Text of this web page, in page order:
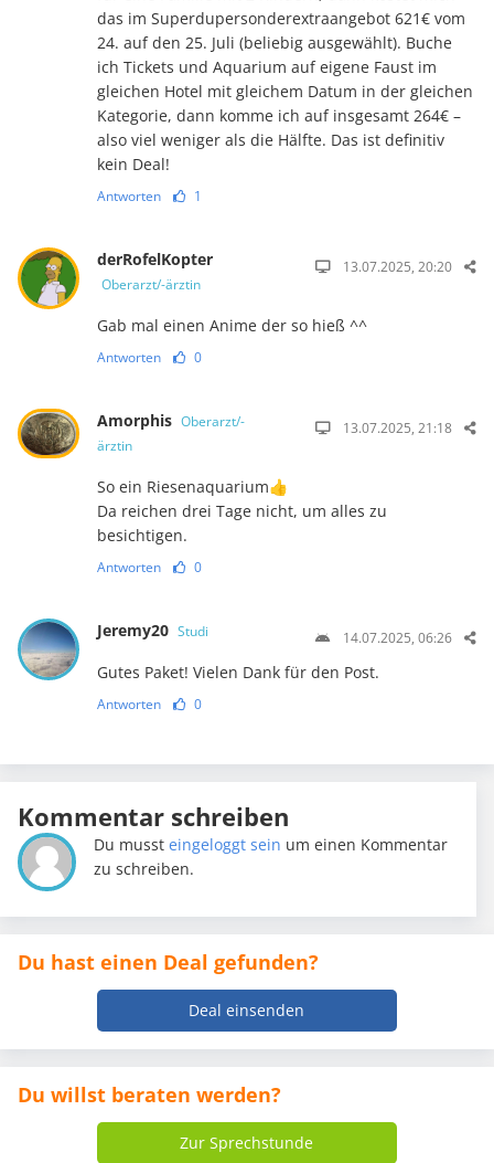
das im Superdupersonderextraangebot 621€ vom
24. auf den 25. Juli (beliebig ausgewählt). Buche
ich Tickets und Aquarium auf eigene Faust im
gleichen Hotel mit gleichem Datum in der gleichen
Kategorie, dann komme ich auf insgesamt 264€ –
also viel weniger als die Hälfte. Das ist definitiv
kein Deal!
Antworten 1
derRofelKopter
Oberarzt/-ärztin
13.07.2025, 20:20
Gab mal einen Anime der so hieß ^^
Antworten 0
Amorphis Oberarzt/-
ärztin
13.07.2025, 21:18
So ein Riesenaquarium👍
Da reichen drei Tage nicht, um alles zu
besichtigen.
Antworten 0
Jeremy20 Studi 14.07.2025, 06:26
Gutes Paket! Vielen Dank für den Post.
Antworten 0
Kommentar schreiben
Du mussteingeloggt sein um einen Kommentar
zu schreiben.
Du hast einen Deal gefunden?
Deal einsenden
Du willst beraten werden?
Zur Sprechstunde